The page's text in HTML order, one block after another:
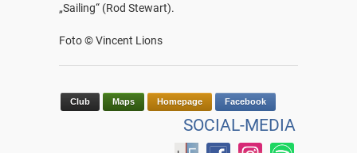
„Sailing“ (Rod Stewart).
Foto © Vincent Lions
Club Maps Homepage Facebook
SOCIAL-MEDIA